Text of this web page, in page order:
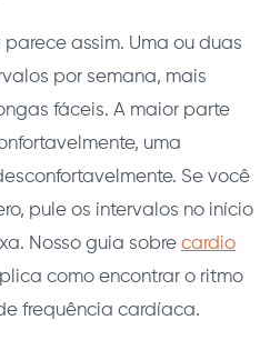
assim. Uma ou duas
por semana, mais
fáceis. A maior parte
uma
Se você
pule os intervalos no início
Nosso guia sobre cardio
como encontrar o ritmo
frequência cardíaca.